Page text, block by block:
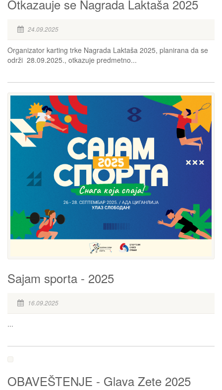
Otkazauje se Nagrada Laktaša 2025
24.09.2025
Organizator karting trke Nagrada Laktaša 2025, planirana da se
održi 28.09.2025., otkazuje predmetno...
Sajam sporta - 2025
16.09.2025
...
OBAVEŠTENJE - Glava Zete 2025